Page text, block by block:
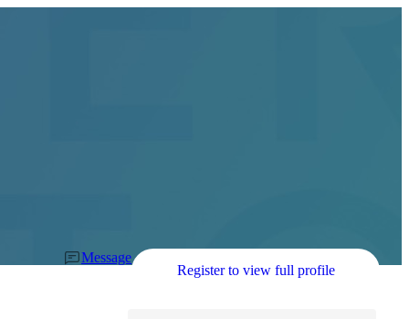
Message
Register to view full profile